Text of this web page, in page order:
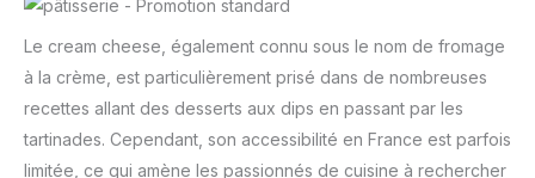
Le cream cheese, également connu sous le nom de fromage
à la crème, est particulièrement prisé dans de nombreuses
recettes allant des desserts aux dips en passant par les
tartinades. Cependant, son accessibilité en France est parfois
limitée, ce qui amène les passionnés de cuisine à rechercher